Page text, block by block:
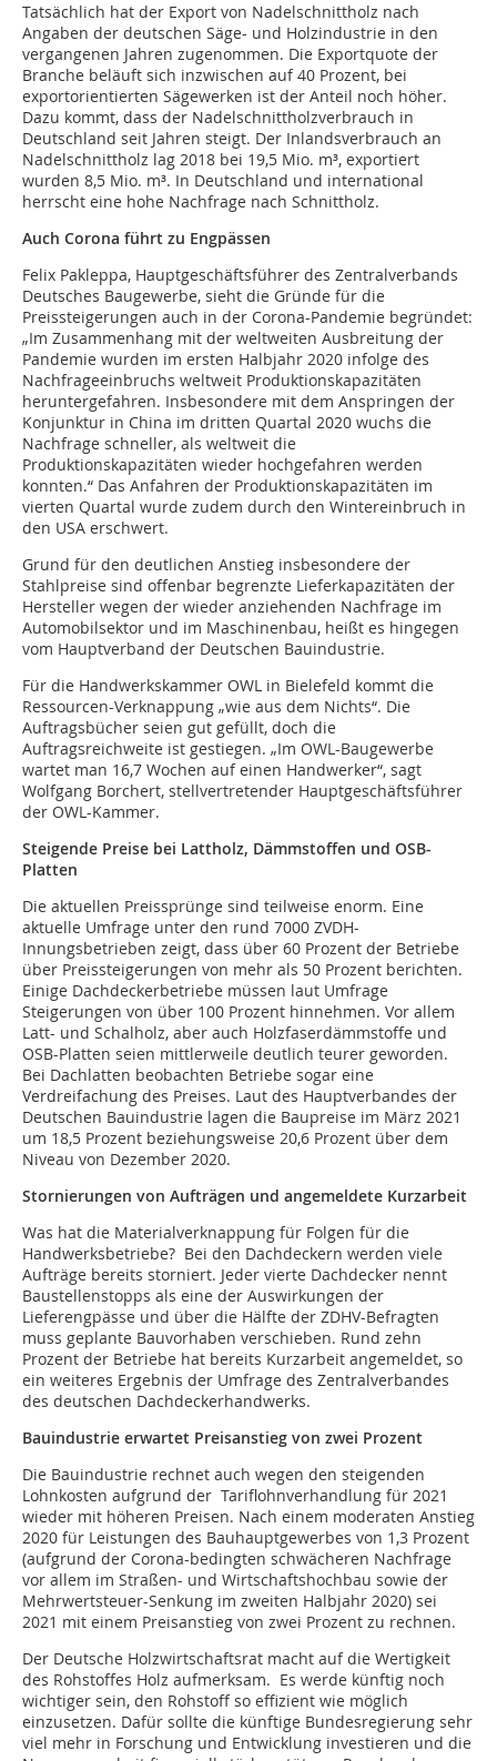
Tatsächlich hat der Export von Nadelschnittholz nach
Angaben der deutschen Säge- und Holzindustrie in den
vergangenen Jahren zugenommen. Die Exportquote der
Branche beläuft sich inzwischen auf 40 Prozent, bei
exportorientierten Sägewerken ist der Anteil noch höher.
Dazu kommt, dass der Nadelschnittholzverbrauch in
Deutschland seit Jahren steigt. Der Inlandsverbrauch an
Nadelschnittholz lag 2018 bei 19,5 Mio. m³, exportiert
wurden 8,5 Mio. m³. In Deutschland und international
herrscht eine hohe Nachfrage nach Schnittholz.
Auch Corona führt zu Engpässen
Felix Pakleppa, Hauptgeschäftsführer des Zentralverbands
Deutsches Baugewerbe, sieht die Gründe für die
Preissteigerungen auch in der Corona-Pandemie begründet:
„Im Zusammenhang mit der weltweiten Ausbreitung der
Pandemie wurden im ersten Halbjahr 2020 infolge des
Nachfrageeinbruchs weltweit Produktionskapazitäten
heruntergefahren. Insbesondere mit dem Anspringen der
Konjunktur in China im dritten Quartal 2020 wuchs die
Nachfrage schneller, als weltweit die
Produktionskapazitäten wieder hochgefahren werden
konnten.“ Das Anfahren der Produktionskapazitäten im
vierten Quartal wurde zudem durch den Wintereinbruch in
den USA erschwert.
Grund für den deutlichen Anstieg insbesondere der
Stahlpreise sind offenbar begrenzte Lieferkapazitäten der
Hersteller wegen der wieder anziehenden Nachfrage im
Automobilsektor und im Maschinenbau, heißt es hingegen
vom Hauptverband der Deutschen Bauindustrie.
Für die Handwerkskammer OWL in Bielefeld kommt die
Ressourcen-Verknappung „wie aus dem Nichts“. Die
Auftragsbücher seien gut gefüllt, doch die
Auftragsreichweite ist gestiegen. „Im OWL-Baugewerbe
wartet man 16,7 Wochen auf einen Handwerker“, sagt
Wolfgang Borchert, stellvertretender Hauptgeschäftsführer
der OWL-Kammer.
Steigende Preise bei Lattholz, Dämmstoffen und OSB-
Platten
Die aktuellen Preissprünge sind teilweise enorm. Eine
aktuelle Umfrage unter den rund 7000 ZVDH-
Innungsbetrieben zeigt, dass über 60 Prozent der Betriebe
über Preissteigerungen von mehr als 50 Prozent berichten.
Einige Dachdeckerbetriebe müssen laut Umfrage
Steigerungen von über 100 Prozent hinnehmen. Vor allem
Latt- und Schalholz, aber auch Holzfaserdämmstoffe und
OSB-Platten seien mittlerweile deutlich teurer geworden.
Bei Dachlatten beobachten Betriebe sogar eine
Verdreifachung des Preises. Laut des Hauptverbandes der
Deutschen Bauindustrie lagen die Baupreise im März 2021
um 18,5 Prozent beziehungsweise 20,6 Prozent über dem
Niveau von Dezember 2020.
Stornierungen von Aufträgen und angemeldete Kurzarbeit
Was hat die Materialverknappung für Folgen für die
Handwerksbetriebe? Bei den Dachdeckern werden viele
Aufträge bereits storniert. Jeder vierte Dachdecker nennt
Baustellenstopps als eine der Auswirkungen der
Lieferengpässe und über die Hälfte der ZDHV-Befragten
muss geplante Bauvorhaben verschieben. Rund zehn
Prozent der Betriebe hat bereits Kurzarbeit angemeldet, so
ein weiteres Ergebnis der Umfrage des Zentralverbandes
des deutschen Dachdeckerhandwerks.
Bauindustrie erwartet Preisanstieg von zwei Prozent
Die Bauindustrie rechnet auch wegen den steigenden
Lohnkosten aufgrund der Tariflohnverhandlung für 2021
wieder mit höheren Preisen. Nach einem moderaten Anstieg
2020 für Leistungen des Bauhauptgewerbes von 1,3 Prozent
(aufgrund der Corona-bedingten schwächeren Nachfrage
vor allem im Straßen- und Wirtschaftshochbau sowie der
Mehrwertsteuer-Senkung im zweiten Halbjahr 2020) sei
2021 mit einem Preisanstieg von zwei Prozent zu rechnen.
Der Deutsche Holzwirtschaftsrat macht auf die Wertigkeit
des Rohstoffes Holz aufmerksam. Es werde künftig noch
wichtiger sein, den Rohstoff so effizient wie möglich
einzusetzen. Dafür sollte die künftige Bundesregierung sehr
viel mehr in Forschung und Entwicklung investieren und die